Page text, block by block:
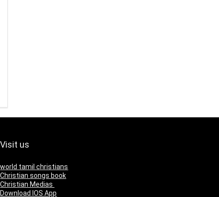
Visit us
world tamil christians
Christian songs book
Christian Medias
Download IOS App